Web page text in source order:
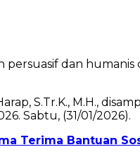
dan humanis
S.Tr.K., M.H.,
Sabtu, (31/01/2026).
Terima Bantuan